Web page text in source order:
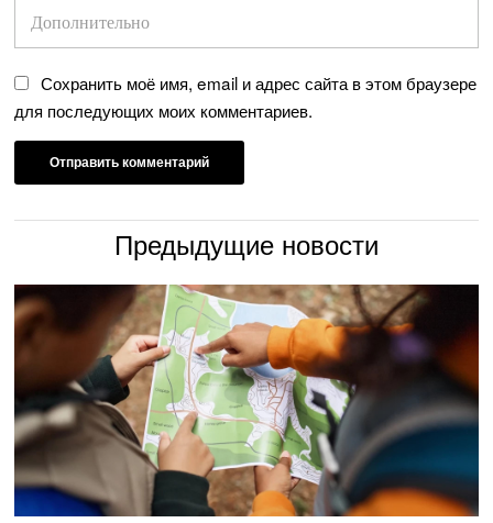
Сохранить моё имя, email и адрес сайта в этом браузере
для последующих моих комментариев.
Предыдущие новости